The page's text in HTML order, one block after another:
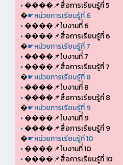
•����📌สื่อการเรียนรู้ที่ 5
�☛หน่วยการเรียนรู้ที่ 6
•����📌ใบงานที่่ 6
•����📌สื่อการเรียนรู้ที่ 6
�☛หน่วยการเรียนรู้ที่ 7
•����📌ใบงานที่่ 7
•����📌สื่อการเรียนรู้ที่ 7
�☛หน่วยการเรียนรู้ที่ 8
•����📌ใบงานที่่ 8
•����📌สื่อการเรียนรู้ที่ 8
�☛หน่วยการเรียนรู้ที่ 9
•����📌ใบงานที่่ 9
•����📌สื่อการเรียนรู้ที่ 9
�☛หน่วยการเรียนรู้ที่ 10
•����📌ใบงานที่่ 10
•����📌สื่อการเรียนรู้ที่ 10